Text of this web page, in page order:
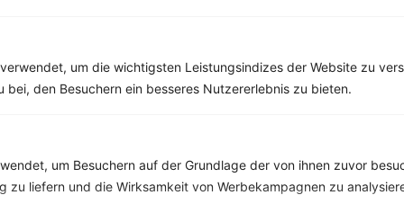
um die wichtigsten Leistungsindizes der Website zu
bei, den Besuchern ein besseres Nutzererlebnis zu bieten.
um Besuchern auf der Grundlage der von ihnen zuvor
zu liefern und die Wirksamkeit von Werbekampagnen zu
Kohlehydrate:
59 g